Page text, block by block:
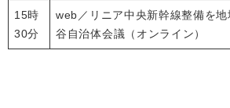
15時
30分
web／リニア中央新幹線整備を
谷自治体会議（オンライン）